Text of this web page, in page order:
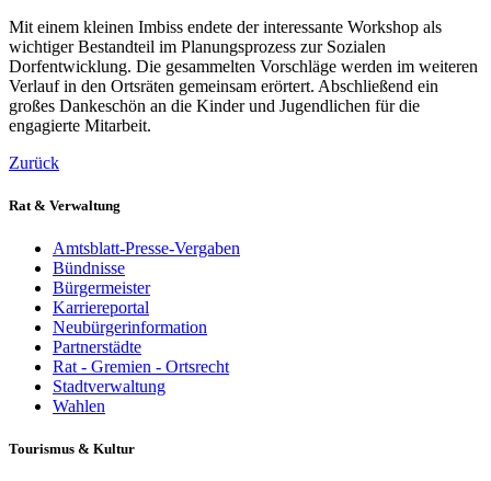
Mit einem kleinen Imbiss endete der interessante Workshop als
wichtiger Bestandteil im Planungsprozess zur Sozialen
Dorfentwicklung. Die gesammelten Vorschläge werden im weiteren
Verlauf in den Ortsräten gemeinsam erörtert. Abschließend ein
großes Dankeschön an die Kinder und Jugendlichen für die
engagierte Mitarbeit.
Zurück
Rat & Verwaltung
Amtsblatt-Presse-Vergaben
Bündnisse
Bürgermeister
Karriereportal
Neubürgerinformation
Partnerstädte
Rat - Gremien - Ortsrecht
Stadtverwaltung
Wahlen
Tourismus & Kultur